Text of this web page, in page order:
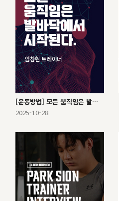
[운동방법] 모든 움직임은 발바닥에서 시작된다.
2025-10-28